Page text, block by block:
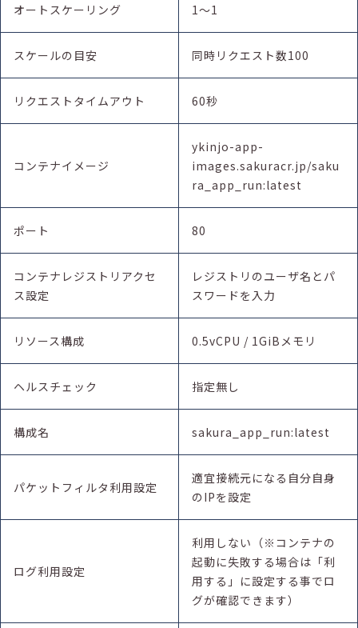
オートスケーリング 1～1
スケールの目安 同時リクエスト数100
リクエストタイムアウト 60秒
コンテナイメージ
ykinjo-app-
images.sakuracr.jp/saku
ra_app_run:latest
ポート 80
コンテナレジストリアクセ
ス設定
レジストリのユーザ名とパ
スワードを入力
リソース構成 0.5vCPU / 1GiBメモリ
ヘルスチェック 指定無し
構成名 sakura_app_run:latest
パケットフィルタ利用設定
適宜接続元になる自分自身
のIPを設定
ログ利用設定
利用しない（※コンテナの
起動に失敗する場合は「利
用する」に設定する事でロ
グが確認できます）